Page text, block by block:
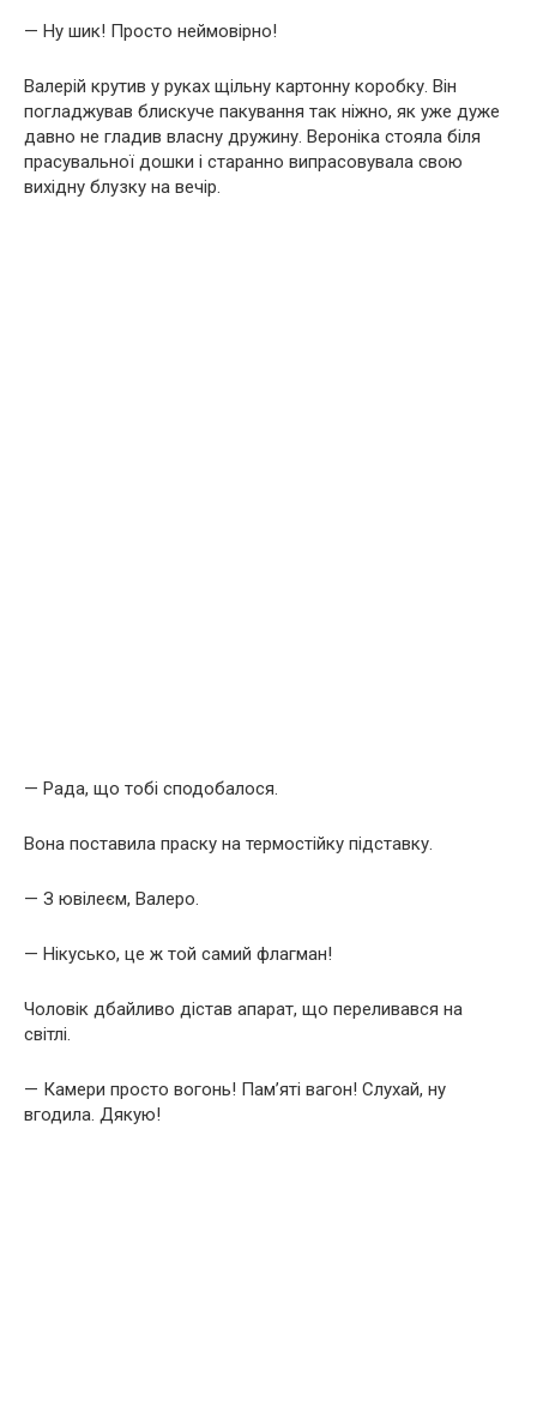
— Ну шик! Просто неймовірно!
Валерій крутив у руках щільну картонну коробку. Він
погладжував блискуче пакування так ніжно, як уже дуже
давно не гладив власну дружину. Вероніка стояла біля
прасувальної дошки і старанно випрасовувала свою
вихідну блузку на вечір.
— Рада, що тобі сподобалося.
Вона поставила праску на термостійку підставку.
— З ювілеєм, Валеро.
— Нікусько, це ж той самий флагман!
Чоловік дбайливо дістав апарат, що переливався на
світлі.
— Камери просто вогонь! Пам’яті вагон! Слухай, ну
вгодила. Дякую!